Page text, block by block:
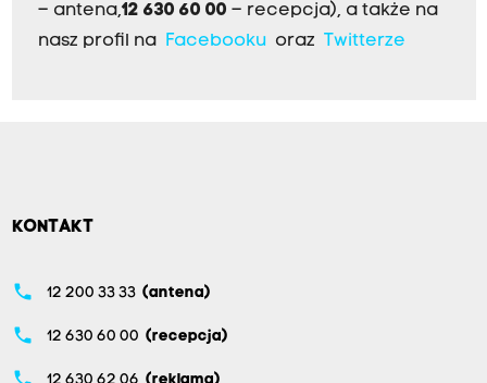
– antena,12 630 60 00 – recepcja), a także na
nasz profil na
Facebookuoraz Twitterze
KONTAKT
phone 12 200 33 33 (antena)
phone 12 630 60 00 (recepcja)